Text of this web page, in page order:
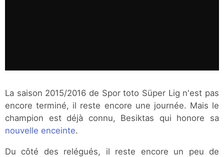
La saison 2015/2016 de Spor toto Süper Lig n'est pas
encore terminé, il reste encore une journée. Mais le
champion est déjà connu, Besiktas qui honore sa
nouvelle enceinte.
Du côté des relégués, il reste encore un peu de